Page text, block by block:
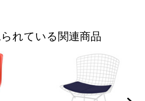
れている関連商品